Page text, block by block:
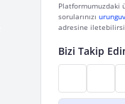
Platformumuzdaki
sorularınızı
adresine
Bizi Takip